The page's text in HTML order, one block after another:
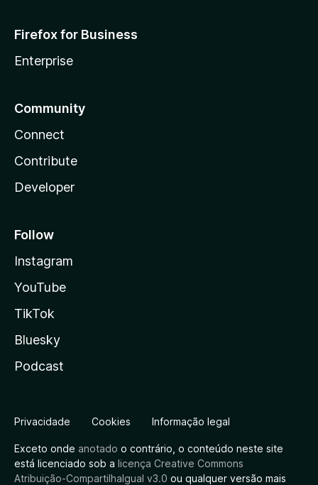
Firefox for Business
Enterprise
Community
Connect
Contribute
Developer
Follow
Instagram
YouTube
TikTok
Bluesky
Podcast
Privacidade Cookies Informação legal
Exceto onde anotado o contrário, o conteúdo neste site
está licenciado sob a licença Creative Commons
Atribuição-CompartilhaIgual v3.0 ou qualquer versão mais